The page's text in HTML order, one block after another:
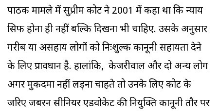
पाठक मामले में सुप्रीम कोर्ट ने 2001 में कहा था कि न्याय
सिर्फ होना ही नहीं बल्कि दिखना भी चाहिए. उसके अनुसार
गरीब या असहाय लोगों को निःशुल्क कानूनी सहायता देने
के लिए प्रावधान है. हालांकि, केजरीवाल और दो अन्य लोग
अगर मुकदमा नहीं लड़ना चाहते तो उनके लिए कोर्ट के
जरिए जबरन सीनियर एडवोकेट की नियुक्ति कानूनी तौर पर